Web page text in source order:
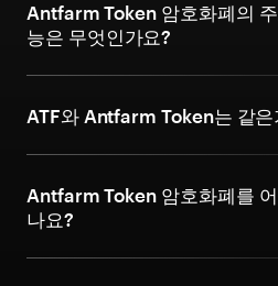
Antfarm Token 암호화폐의
능은 무엇인가요?
ATF와 Antfarm Token는 같은
Antfarm Token 암호화폐를
나요?